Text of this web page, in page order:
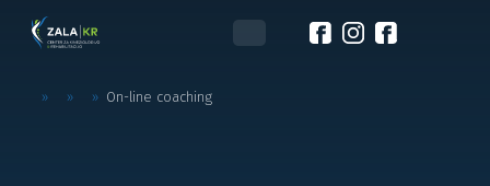
» » » On-line coaching